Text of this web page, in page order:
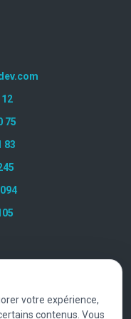
75
83
votre expérience,
contenus. Vous